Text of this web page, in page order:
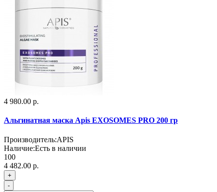
4 980.00 р.
Альгинатная маска Apis EXOSOMES PRO 200 гр
Производитель:APIS
Наличие:Есть в наличии
100
4 482.00 р.
+
-